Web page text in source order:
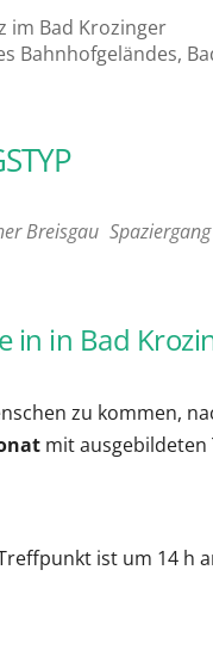
im Bad Krozinger
Bahnhofgeländes,
Breisgau Spaziergang
in in Bad
zu kommen,
mit
ist um 14 h